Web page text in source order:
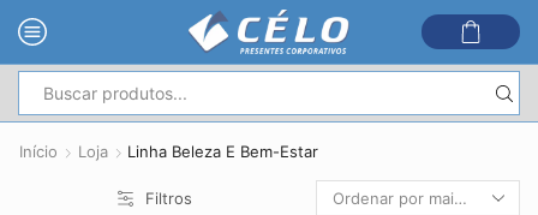
de
pesquisa
Início Loja Linha Beleza E Bem-Estar
Filtros